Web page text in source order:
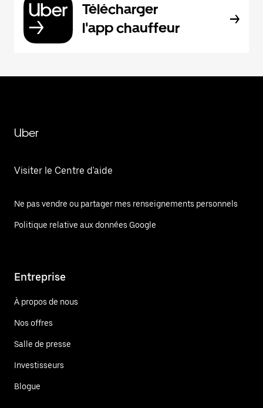
Télécharger
l'app chauffeur
Uber
Visiter le Centre d'aide
Ne pas vendre ou partager mes renseignements personnels
Politique relative aux données Google
Entreprise
À propos de nous
Nos offres
Salle de presse
Investisseurs
Blogue